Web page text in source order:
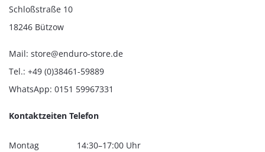
Schloßstraße 10
18246 Bützow
Mail: store@enduro-store.de
Tel.: +49 (0)38461-59889
WhatsApp: 0151 59967331
Kontaktzeiten Telefon
Montag
14:30–17:00 Uhr